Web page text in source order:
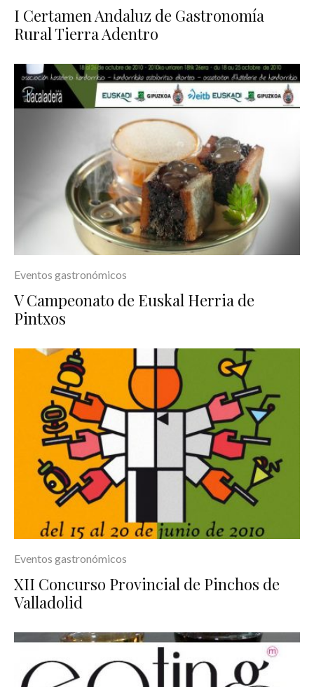
I Certamen Andaluz de Gastronomía
Rural Tierra Adentro
Eventos gastronómicos
V Campeonato de Euskal Herria de
Pintxos
Eventos gastronómicos
XII Concurso Provincial de Pinchos de
Valladolid